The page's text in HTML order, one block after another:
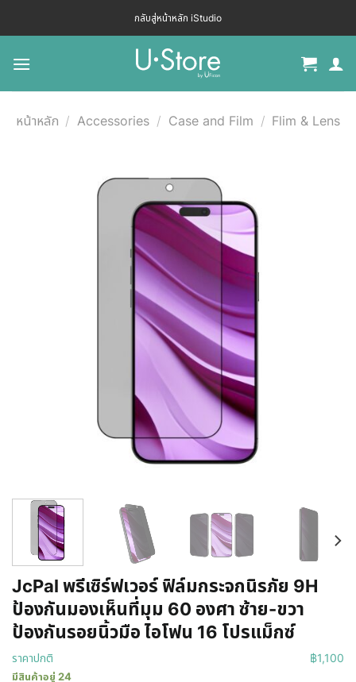
กลับสู่หน้าหลัก iStudio
หน้าหลัก / Accessories / Case and Film / Flim & Lens
JcPal พรีเซิร์ฟเวอร์ ฟิล์มกระจกนิรภัย 9H
ป้องกันมองเห็นที่มุม 60 องศา ซ้าย-ขวา
ป้องกันรอยนิ้วมือ ไอโฟน 16 โปรแม็กซ์
ราคาปกติ ฿1,100
มีสินค้าอยู่ 24